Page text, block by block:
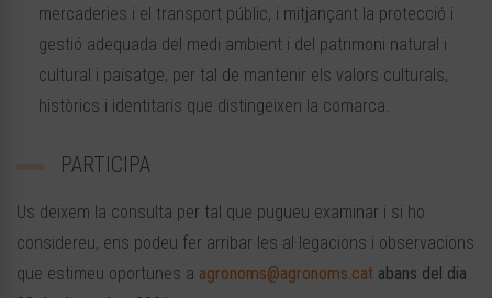
mercaderies i el transport públic, i mitjançant la protecció i
gestió adequada del medi ambient i del patrimoni natural i
cultural i paisatge, per tal de mantenir els valors culturals,
històrics i identitaris que distingeixen la comarca.
PARTICIPA
Us deixem la consulta per tal que pugueu examinar i si ho
considereu, ens podeu fer arribar les al·legacions i observacions
que estimeu oportunes a agronoms@agronoms.cat abans del dia